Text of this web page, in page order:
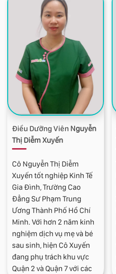
Điều Dưỡng Viên Nguyễn
Thị Diễm Xuyến
Cô Nguyễn Thị Diễm
Xuyến tốt nghiệp Kinh Tế
Gia Đình, Trường Cao
Đẳng Sư Phạm Trung
Ương Thành Phố Hồ Chí
Minh. Với hơn 2 năm kinh
nghiệm dịch vụ mẹ và bé
sau sinh, hiện Cô Xuyến
đang phụ trách khu vực
Quận 2 và Quận 7 với các